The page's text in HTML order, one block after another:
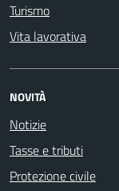
Turismo
Vita lavorativa
NOVITÀ
Notizie
Tasse e tributi
Protezione civile